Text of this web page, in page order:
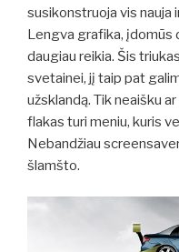
susikonstruoja vis nauja
Lengva grafika, įdomūs
daugiau reikia. Šis
svetainei, jį taip pat
užsklandą. Tik neaišku
flakas turi meniu, kuris
Nebandžiau
šlamšto.